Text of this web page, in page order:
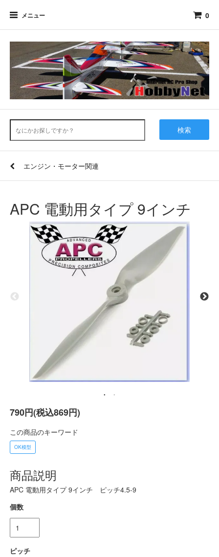
メニュー 0
検索
エンジン・モーター関連
APC 電動用タイプ 9インチ
790円(税込869円)
この商品のキーワード
OK模型
商品説明
APC 電動用タイプ 9インチ ピッチ4.5-9
個数
ピッチ